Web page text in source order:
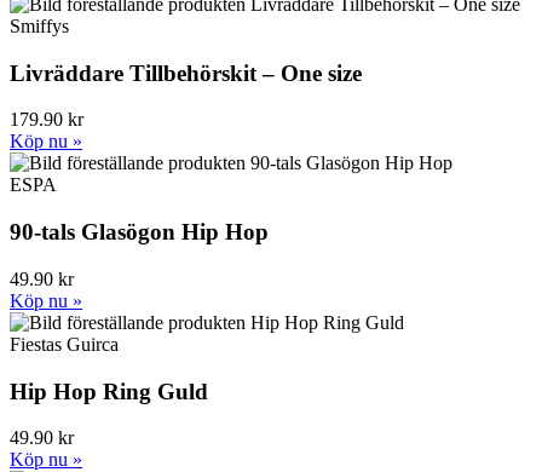
Smiffys
Livräddare Tillbehörskit – One size
179.90 kr
Köp nu »
ESPA
90-tals Glasögon Hip Hop
49.90 kr
Köp nu »
Fiestas Guirca
Hip Hop Ring Guld
49.90 kr
Köp nu »